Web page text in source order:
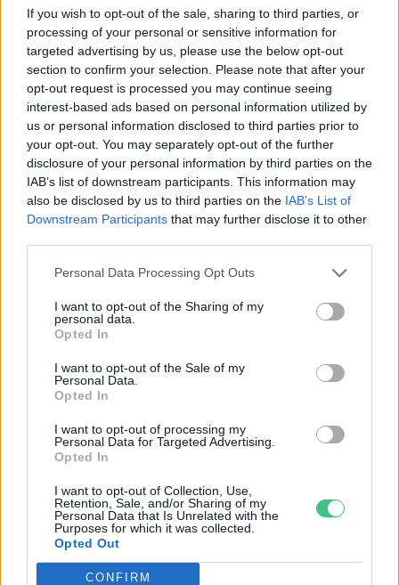
If you wish to opt-out of the sale, sharing to third parties, or
processing of your personal or sensitive information for
targeted advertising by us, please use the below opt-out
section to confirm your selection. Please note that after your
opt-out request is processed you may continue seeing
interest-based ads based on personal information utilized by
us or personal information disclosed to third parties prior to
your opt-out. You may separately opt-out of the further
disclosure of your personal information by third parties on the
IAB’s list of downstream participants. This information may
also be disclosed by us to third parties on the IAB’s List of
Downstream Participants that may further disclose it to other
Personal Data Processing Opt Outs
I want to opt-out of the Sharing of my
personal data.
Opted In
I want to opt-out of the Sale of my
Personal Data.
Opted In
I want to opt-out of processing my
Personal Data for Targeted Advertising.
Opted In
I want to opt-out of Collection, Use,
Retention, Sale, and/or Sharing of my
Personal Data that Is Unrelated with the
Purposes for which it was collected.
Opted Out
CONFIRM
Holnapután
„Mindegy már, hogy milyen
víz, csak víz legyen” |
Greendex 55:58
A
az
Vitorlavirág – Így lesz gyönyörű
a te lakásodban is
ÉLŐ BOLYGÓNK Lonkay Márta